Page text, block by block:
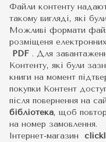
Файли контенту
такому вигляді, які
Можливі формати
розміщеня
PDF . Для
Контенту, які були
книги на момент
покупки Контент
після повернення на
бібліотека, щоб
на номер замовлення.
Інтернет-магазин